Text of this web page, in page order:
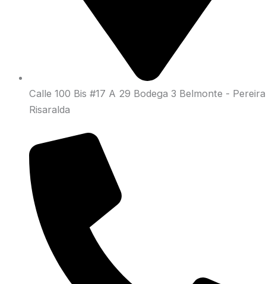
Calle 100 Bis #17 A 29 Bodega 3 Belmonte - Pereira
Risaralda